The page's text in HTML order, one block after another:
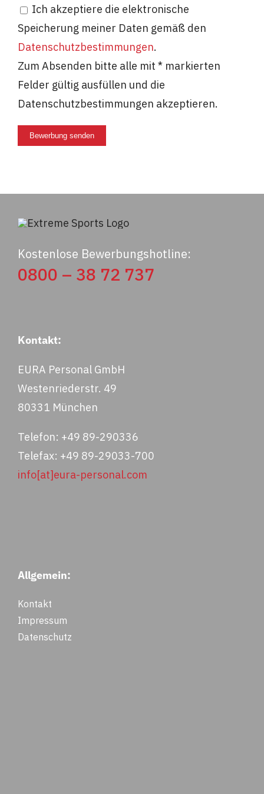
Ich akzeptiere die elektronische
Speicherung meiner Daten gemäß den
Datenschutzbestimmungen.
Zum Absenden bitte alle mit * markierten
Felder gültig ausfüllen und die
Datenschutzbestimmungen akzeptieren.
Bewerbung senden
Kostenlose Bewerbungshotline:
0800 – 38 72 737
Kontakt:
EURA Personal GmbH
Westenriederstr. 49
80331 München
Telefon: +49 89-290336
Telefax: +49 89-29033-700
info[at]eura-personal.com
Allgemein:
Kontakt
Impressum
Datenschutz